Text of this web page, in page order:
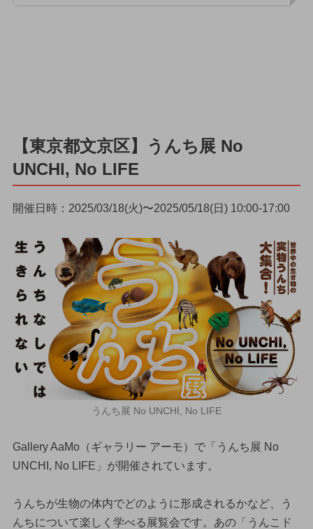
【東京都文京区】うんち展 No
UNCHI, No LIFE
開催日時：2025/03/18(火)〜2025/05/18(日) 10:00-17:00
うんち展 No UNCHI, No LIFE
Gallery AaMo（ギャラリー アーモ）で「うんち展 No
UNCHI, No LIFE」が開催されています。
うんちが生物の体内でどのように形成されるかなど、う
んちについて楽しく学べる展覧会です。あの「うんこド